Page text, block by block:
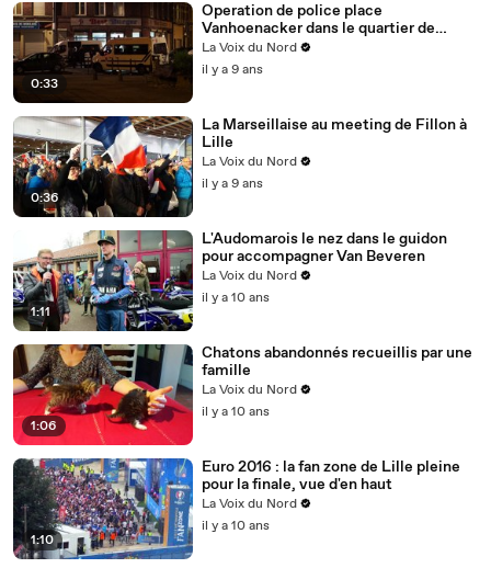
0:33
Operation de police place
Vanhoenacker dans le quartier de
Moulins a Lille
La Voix du Nord
il y a 9 ans
0:36
La Marseillaise au meeting de Fillon à
Lille
La Voix du Nord
il y a 9 ans
1:11
L'Audomarois le nez dans le guidon
pour accompagner Van Beveren
La Voix du Nord
il y a 10 ans
1:06
Chatons abandonnés recueillis par une
famille
La Voix du Nord
il y a 10 ans
1:10
Euro 2016 : la fan zone de Lille pleine
pour la finale, vue d'en haut
La Voix du Nord
il y a 10 ans